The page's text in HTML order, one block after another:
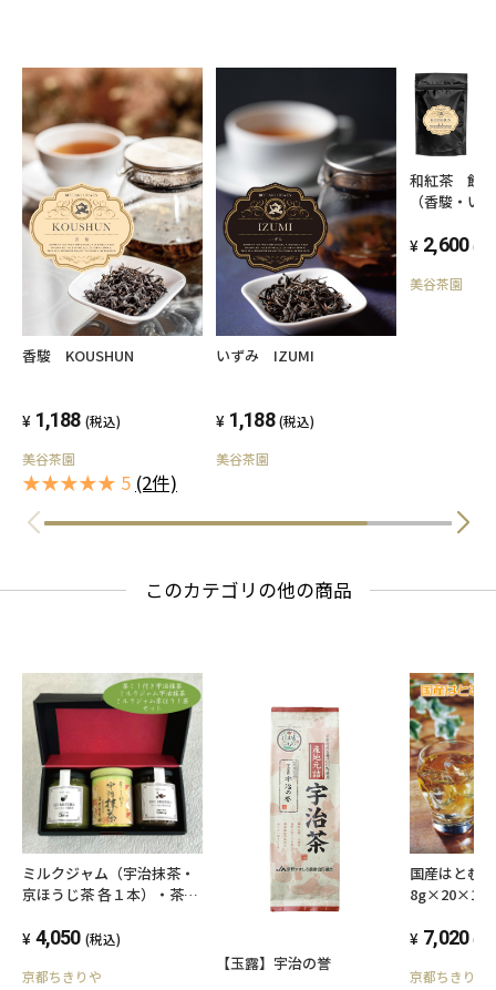
香駿 KOUSHUN
1,188 (税込)
美谷茶園
★★★★★ 5 (2件)
いずみ IZUMI
1,188 (税込)
美谷茶園
和紅茶 飲み
（香駿・い
2,600 (税
美谷茶園
このカテゴリの他の商品
ミルクジャム（宇治抹茶・
京ほうじ茶 各１本）・茶こ
4,050 (税込)
京都ちきりや
【玉露】宇治の誉
国産はとむ
8g×20×10
7,020 (税
京都ちきりや